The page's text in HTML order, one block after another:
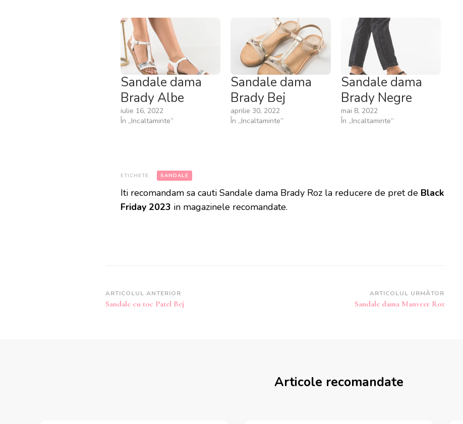
Sandale dama
Brady Albe
iulie 16, 2022
În „Incaltaminte”
Sandale dama
Brady Bej
aprilie 30, 2022
În „Incaltaminte”
Sandale dama
Brady Negre
mai 8, 2022
În „Incaltaminte”
ETICHETE: SANDALE
Iti recomandam sa cauti Sandale dama Brady Roz la reducere de pret de Black
Friday 2023 in magazinele recomandate.
Navigare
în
ARTICOLUL ANTERIOR
Sandale cu toc Patel Bej
ARTICOLUL URMĂTOR
Sandale dama Manveer Roz
Articole recomandate